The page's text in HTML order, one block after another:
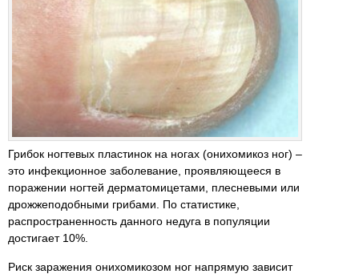
Грибок ногтевых пластинок на ногах (онихомикоз ног) –
это инфекционное заболевание, проявляющееся в
поражении ногтей дерматомицетами, плесневыми или
дрожжеподобными грибами. По статистике,
распространенность данного недуга в популяции
достигает 10%.
Риск заражения онихомикозом ног напрямую зависит